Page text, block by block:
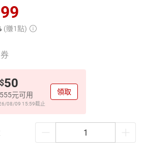
(賺1點)
$50
元可用
08/09 15:59截止
領取